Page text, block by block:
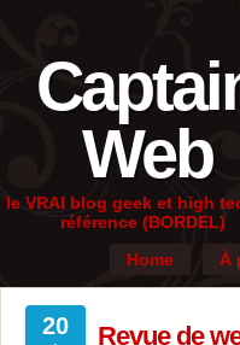
Web
le VRAI blog geek et high
référence (BORDEL)
Home
À
20
Revue de